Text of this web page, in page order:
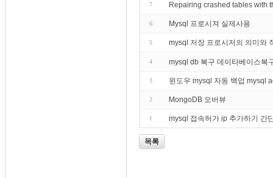
7 Repairing crashed tables with
6 Mysql 프로시져 실제사용
5 mysql 저장 프로시저의 의미와
4 mysql db 복구 데이타베이스복
3 윈도우 mysql 자동 백업 mysql
2 MongoDB 오버뷰
1 mysql 접속허가 ip 추가하기 간
목록